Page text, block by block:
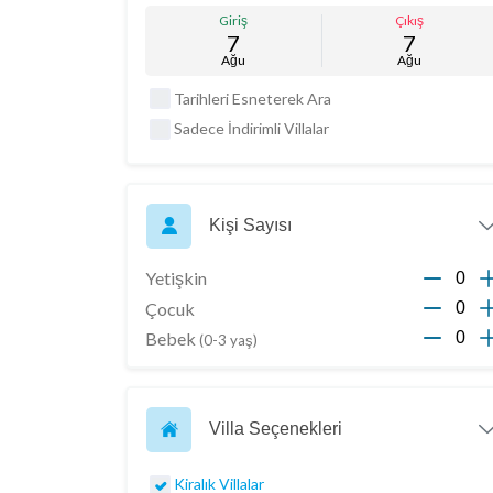
Giriş
7
Ağu
Çıkış
7
Ağu
Tarihleri Esneterek Ara
Sadece İndirimli Villalar
Kişi Sayısı
Yetişkin
Çocuk
Bebek (0-3 yaş)
Villa Seçenekleri
Kiralık Villalar